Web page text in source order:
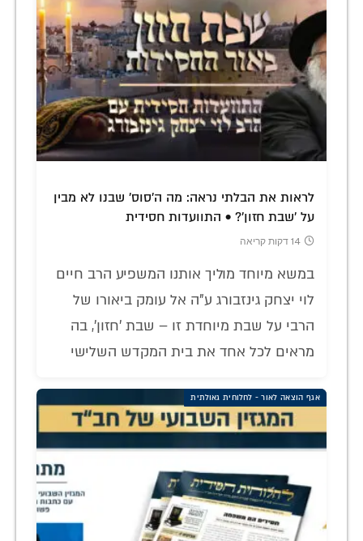
לראות את הבלתי נראה: מה ה'סוס' שבנו לא מבין
על 'שבת חזון'? • התוועדות חסידית
14 דקות קריאה
במשא מיוחד מוליך אותנו המשפיע הרב חיים
לוי יצחק גינזבורג ע"ה אל עומק ביאורו של
הרבי על שבת מיוחדת זו – שבת 'חזון', בה
מראים לכל אחד את בית המקדש השלישי
אגף הוצאה לאור - לחלוחית גאולתית